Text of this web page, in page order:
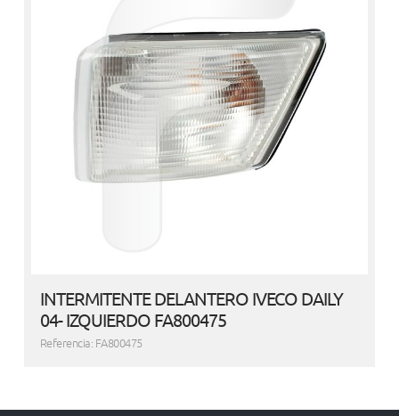
INTERMITENTE DELANTERO IVECO DAILY
04- IZQUIERDO FA800475
Referencia: FA800475